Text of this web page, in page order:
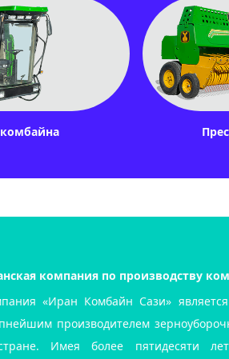
компания по производству
«Иран Комбайн Сази»
производителем
Имея более пятидесяти